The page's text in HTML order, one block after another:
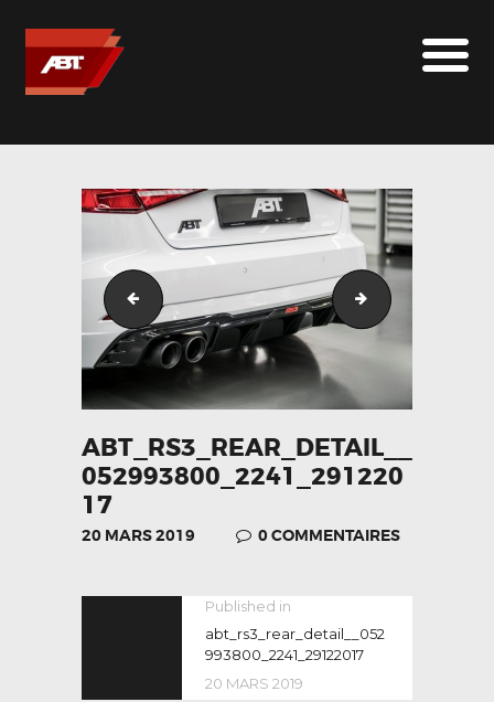
ABT SPORTSLINE FRANCE
MARQUES
LE SUR-MESURE
ABT
CONTACT
abt_rs3_front_side__061847100_2241_29122017
ABT_RS3_REAR_DETAIL__
052993800_2241_291220
17
20 MARS 2019 0 COMMENTAIRES
NAVIGATION
L’ARTICLE
Published in
post:
abt_rs3_rear_detail__052
993800_2241_29122017
20 MARS 2019